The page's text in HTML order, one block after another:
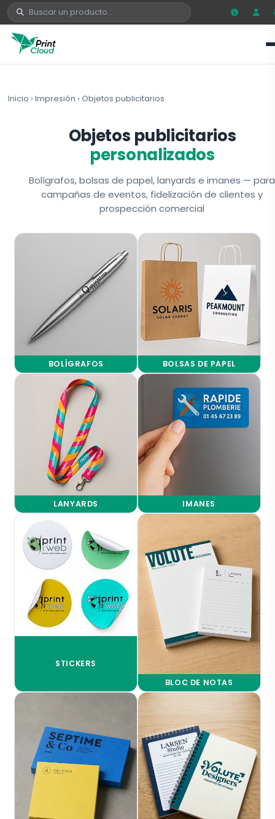
Inicio ›Impresión ›Objetos publicitarios
Objetos publicitarios
personalizados
Bolígrafos, bolsas de papel, lanyards e imanes — para
campañas de eventos, fidelización de clientes y
prospección comercial
BOLÍGRAFOS BOLSAS DE PAPEL
LANYARDS IMANES
STICKERS
BLOC DE NOTAS